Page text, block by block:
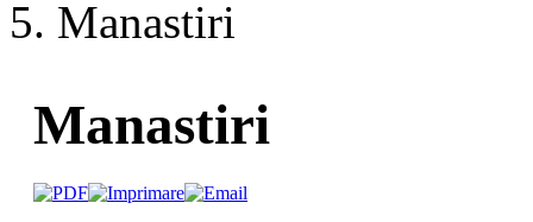
Manastiri
Manastiri